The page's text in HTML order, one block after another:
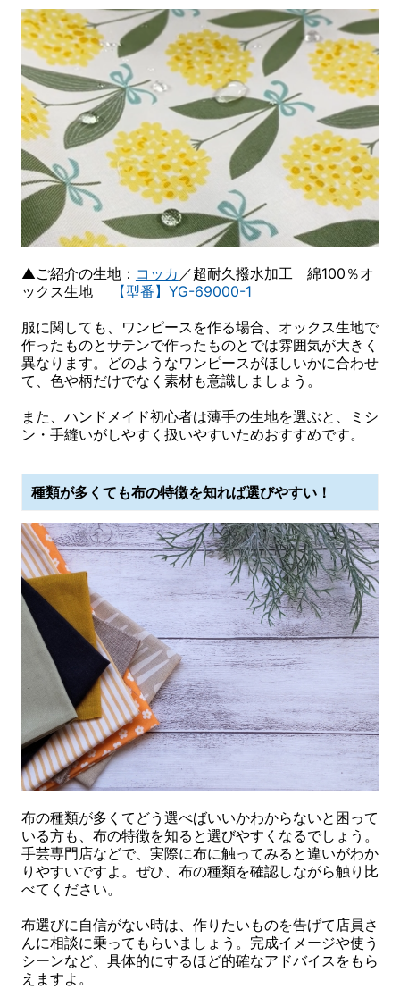
▲ご紹介の生地： コッカ ／超耐久撥水加工 綿100％オ
ックス生地
【型番】YG-69000-1
服に関しても、ワンピースを作る場合、オックス生地で
作ったものとサテンで作ったものとでは雰囲気が大きく
異なります。どのようなワンピースがほしいかに合わせ
て、色や柄だけでなく素材も意識しましょう。
また、ハンドメイド初心者は薄手の生地を選ぶと、ミシ
ン・手縫いがしやすく扱いやすいためおすすめです。
種類が多くても布の特徴を知れば選びやすい！
布の種類が多くてどう選べばいいかわからないと困って
いる方も、布の特徴を知ると選びやすくなるでしょう。
手芸専門店などで、実際に布に触ってみると違いがわか
りやすいですよ。ぜひ、布の種類を確認しながら触り比
べてください。
布選びに自信がない時は、作りたいものを告げて店員さ
んに相談に乗ってもらいましょう。完成イメージや使う
シーンなど、具体的にするほど的確なアドバイスをもら
えますよ。